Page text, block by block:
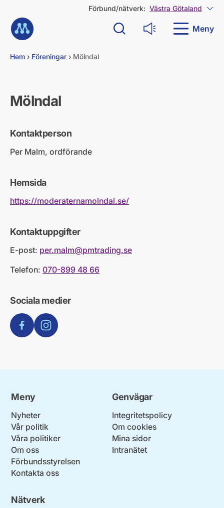
Förbund/nätverk: Västra Götaland
Sök Läs upp Meny
Hem › Föreningar › Mölndal
Mölndal
Kontaktperson
Per Malm, ordförande
Hemsida
https://moderaternamolndal.se/
Kontaktuppgifter
E-post: per.malm@pmtrading.se
Telefon: 070-899 48 66
Sociala medier
FacebookInstagram
Meny
Nyheter
Vår politik
Våra politiker
Om oss
Förbundsstyrelsen
Kontakta oss
Genvägar
Integritetspolicy
Om cookies
Mina sidor
Intranätet
Nätverk